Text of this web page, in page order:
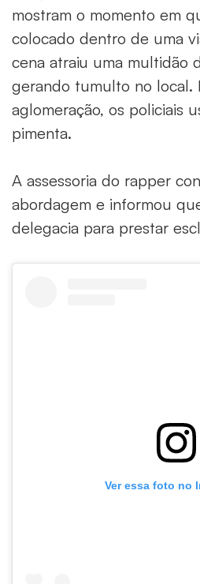
mostram o momento em
colocado dentro de uma
cena atraiu uma multidão
gerando tumulto no local.
aglomeração, os policiais
pimenta.
A assessoria do rapper
abordagem e informou
delegacia para prestar
Ver essa foto no